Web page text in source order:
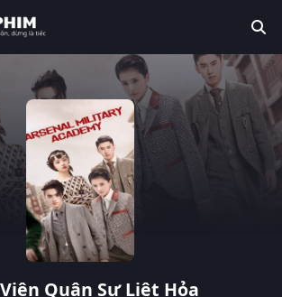
Quân Sự Liệt Hỏa